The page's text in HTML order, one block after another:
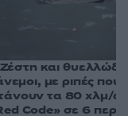
Ζέστη και
με ριπές που
τα 80 χλμ/
Code» σε 6